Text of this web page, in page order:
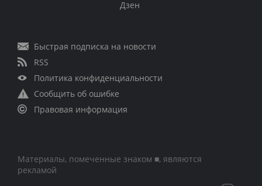
Дзен
Быстрая подписка на новости
RSS
Политика конфиденциальности
Сообщить об ошибке
Правовая информация
Материалы, помеченные знаком ■, являются
рекламой